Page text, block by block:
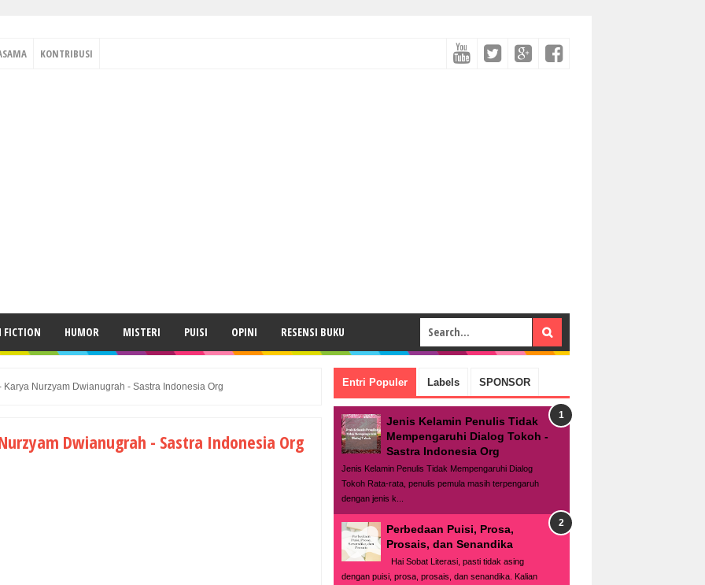
KONTRIBUSI
FICTION HUMOR MISTERI PUISI OPINI RESENSI BUKU
Nurzyam Dwianugrah - Sastra Indonesia Org
Dwianugrah - Sastra Indonesia Org
Entri Populer Labels SPONSOR
Jenis Kelamin Penulis Tidak
Mempengaruhi Dialog Tokoh -
Sastra Indonesia Org
Jenis Kelamin Penulis Tidak Mempengaruhi Dialog
Tokoh Rata-rata, penulis pemula masih terpengaruh
dengan jenis k...
Perbedaan Puisi, Prosa,
Prosais, dan Senandika
Hai Sobat Literasi, pasti tidak asing
dengan puisi, prosa, prosais, dan senandika. Kalian